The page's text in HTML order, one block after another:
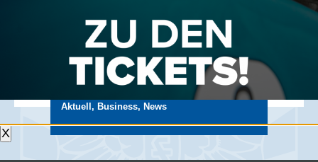
EMIL FREY HESSENGARAGE
WIRD NEUER PARTNER
Aktuell , Business, News
X